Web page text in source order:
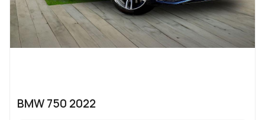
BMW 750 2022